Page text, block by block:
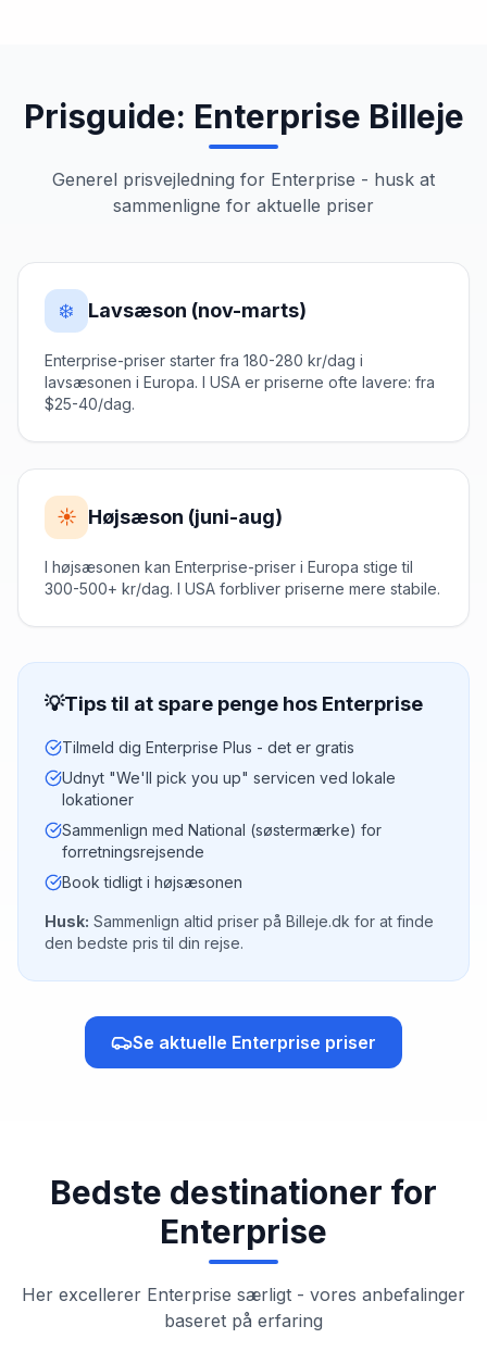
Prisguide: Enterprise Billeje
Generel prisvejledning for Enterprise - husk at
sammenligne for aktuelle priser
❄️ Lavsæson (nov-marts)
Enterprise-priser starter fra 180-280 kr/dag i
lavsæsonen i Europa. I USA er priserne ofte lavere: fra
$25-40/dag.
☀️ Højsæson (juni-aug)
I højsæsonen kan Enterprise-priser i Europa stige til
300-500+ kr/dag. I USA forbliver priserne mere stabile.
💡Tips til at spare penge hos Enterprise
Tilmeld dig Enterprise Plus - det er gratis
Udnyt "We'll pick you up" servicen ved lokale
lokationer
Sammenlign med National (søstermærke) for
forretningsrejsende
Book tidligt i højsæsonen
Husk: Sammenlign altid priser på Billeje.dk for at finde
den bedste pris til din rejse.
Se aktuelle Enterprise priser
Bedste destinationer for
Enterprise
Her excellerer Enterprise særligt - vores anbefalinger
baseret på erfaring